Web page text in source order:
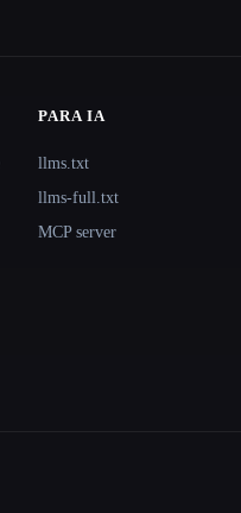
PARA IA
llms.txt
llms-full.txt
MCP server